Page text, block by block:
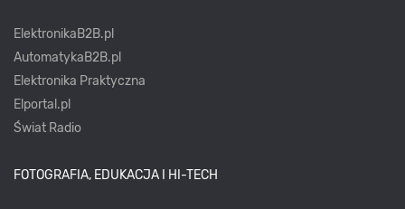
ElektronikaB2B.pl
AutomatykaB2B.pl
Elektronika Praktyczna
Elportal.pl
Świat Radio
FOTOGRAFIA, EDUKACJA I HI-TECH